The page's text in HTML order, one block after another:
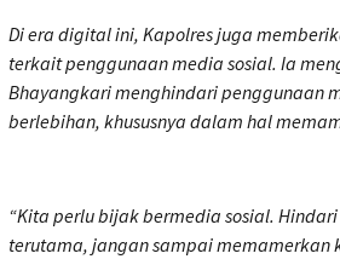
Di era digital ini, Kapolres juga
terkait penggunaan media sosial. Ia
Bhayangkari menghindari penggunaan
berlebihan, khususnya dalam hal
“Kita perlu bijak bermedia sosial.
terutama, jangan sampai memamerkan